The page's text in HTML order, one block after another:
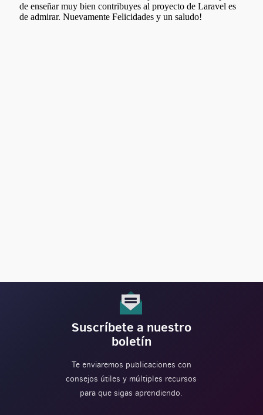
Suscríbete a nuestro
boletín
Te enviaremos publicaciones con
consejos útiles y múltiples recursos
para que sigas aprendiendo.